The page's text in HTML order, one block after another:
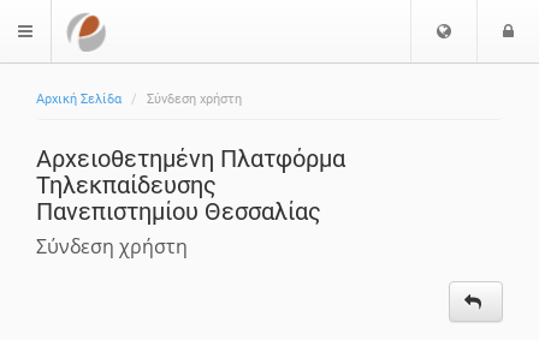
$langMenu
Επιλογή
Αρχική Σελίδα Σύνδεση χρήστη
Αρχειοθετημένη Πλατφόρμα
Τηλεκπαίδευσης
Πανεπιστημίου Θεσσαλίας
Σύνδεση χρήστη